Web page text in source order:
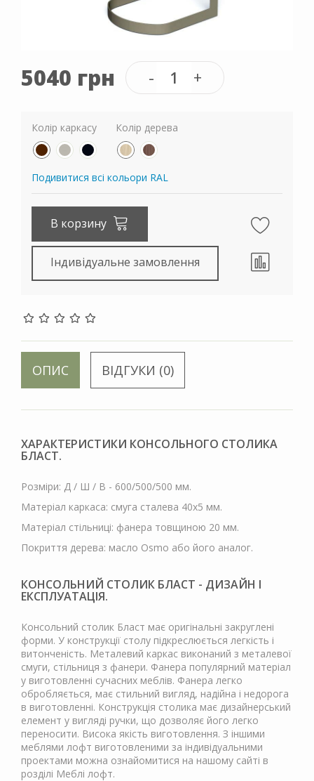
5040 грн
Колір каркасу Колір дерева
Подивитися всі кольори RAL
В корзину
Індивідуальне замовлення
ОПИС ВІДГУКИ (0)
ХАРАКТЕРИСТИКИ КОНСОЛЬНОГО СТОЛИКА
БЛАСТ.
Розміри: Д / Ш / В - 600/500/500 мм.
Матеріал каркаса: смуга сталева 40х5 мм.
Матеріал стільниці: фанера товщиною 20 мм.
Покриття дерева: масло Osmo або його аналог.
КОНСОЛЬНИЙ СТОЛИК БЛАСТ - ДИЗАЙН І
ЕКСПЛУАТАЦІЯ.
Консольний столик Бласт має оригінальні закруглені
форми. У конструкції столу підкреслюється легкість і
витонченість. Металевий каркас виконаний з металевої
смуги, стільниця з фанери. Фанера популярний матеріал
у виготовленні сучасних меблів. Фанера легко
обробляється, має стильний вигляд, надійна і недорога
в виготовленні. Конструкція столика має дизайнерський
елемент у вигляді ручки, що дозволяє його легко
переносити. Висока якість виготовлення. З іншими
меблями лофт виготовленими за індивідуальними
проектами можна ознайомитися на нашому сайті в
розділі Меблі лофт.